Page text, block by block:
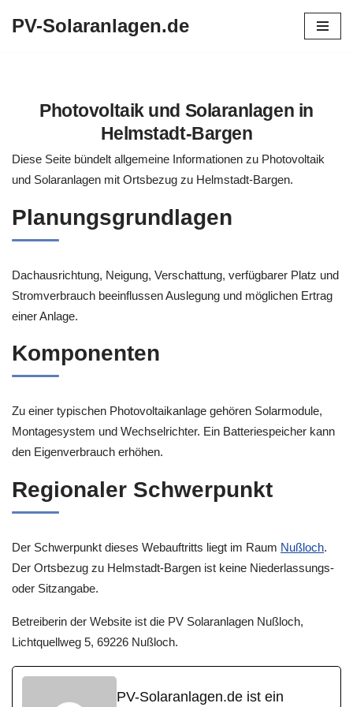
PV-Solaranlagen.de
Photovoltaik und Solaranlagen in
Helmstadt-Bargen
Diese Seite bündelt allgemeine Informationen zu Photovoltaik
und Solaranlagen mit Ortsbezug zu Helmstadt-Bargen.
Planungsgrundlagen
Dachausrichtung, Neigung, Verschattung, verfügbarer Platz und
Stromverbrauch beeinflussen Auslegung und möglichen Ertrag
einer Anlage.
Komponenten
Zu einer typischen Photovoltaikanlage gehören Solarmodule,
Montagesystem und Wechselrichter. Ein Batteriespeicher kann
den Eigenverbrauch erhöhen.
Regionaler Schwerpunkt
Der Schwerpunkt dieses Webauftritts liegt im Raum Nußloch.
Der Ortsbezug zu Helmstadt-Bargen ist keine Niederlassungs-
oder Sitzangabe.
Betreiberin der Website ist die PV Solaranlagen Nußloch,
Lichtquellweg 5, 69226 Nußloch.
PV-Solaranlagen.de ist ein